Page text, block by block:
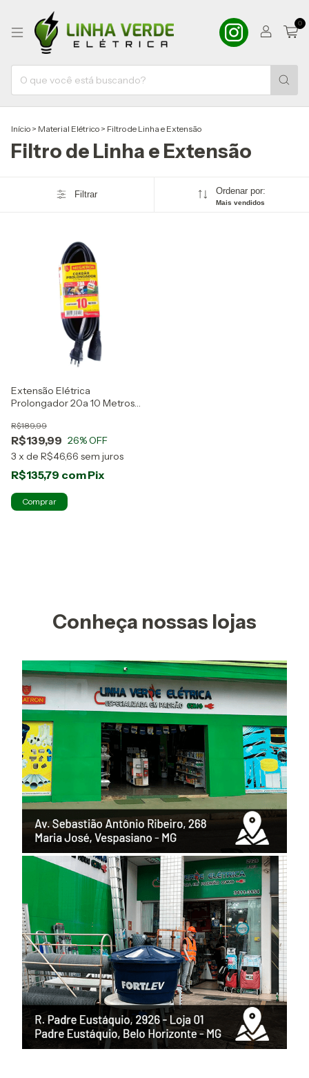
0
Início > Material Elétrico > Filtro de Linha e Extensão
Filtro de Linha e Extensão
Filtrar Ordenar por:
Mais vendidos
Extensão Elétrica
Prolongador 20a 10 Metros
R$139,99
R$189,99
26% OFF
3 x de R$46,66 sem juros
R$135,79 comPix
Conheça nossas lojas